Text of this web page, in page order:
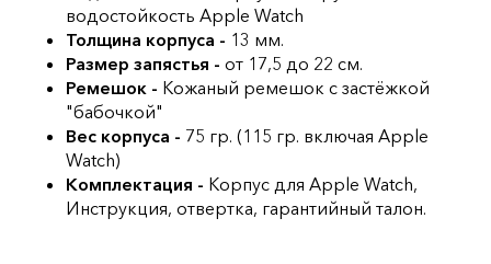
водостойкость Apple Watch
Толщина корпуса - 13 мм.
Размер запястья - от 17,5 до 22 см.
Ремешок - Кожаный ремешок с застёжкой
"бабочкой"
Вес корпуса - 75 гр. (115 гр. включая Apple
Watch)
Комплектация - Корпус для Apple Watch,
Инструкция, отвертка, гарантийный талон.